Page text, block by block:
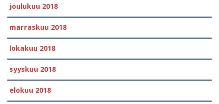
joulukuu 2018
marraskuu 2018
lokakuu 2018
syyskuu 2018
elokuu 2018